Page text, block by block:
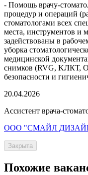
- Помощь врачу-
процедур и операций
стоматологами всех
места, инструментов и
задействованы в
уборка
медицинской
снимков (RVG, KЛКТ,
безопасности и
20.04.2026
Ассистент врача-
ООО "СМАЙЛ
Закрыта
Похожие